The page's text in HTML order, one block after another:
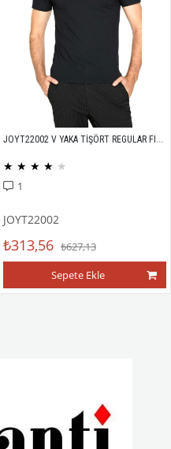
JOYT22002 V YAKA TİŞÖRT REGULAR FIT %100 PAMUK COMPACK PENYE
★ ★ ★ ★ ★
1
JOYT22002
₺313,56 ₺627,13
Sepete Ekle